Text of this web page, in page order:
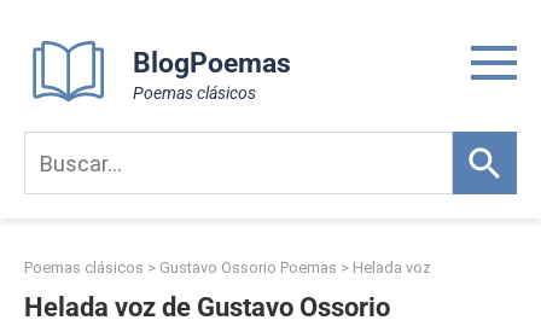
content
BlogPoemas
Poemas clásicos
Poemas clásicos > Gustavo Ossorio Poemas > Helada voz
Helada voz de Gustavo Ossorio